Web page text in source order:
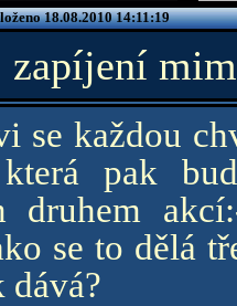
18.08.2010 14:11:19
zapíjení
se každou
pak
druhem
se to dělá
dává?